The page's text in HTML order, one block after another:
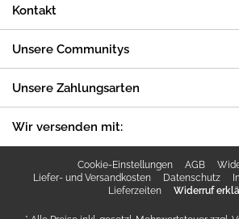
Kontakt
Unsere Communitys
Unsere Zahlungsarten
Wir versenden mit:
Cookie-Einstellungen AGB
Liefer- und Versandkosten
Datenschutz
Lieferzeiten
Widerruf